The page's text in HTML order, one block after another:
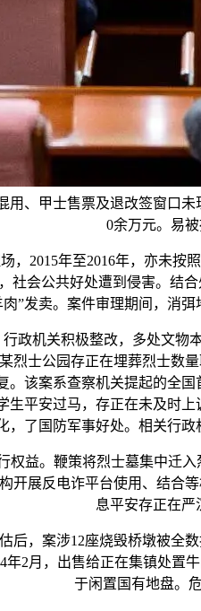
、甲士售票及退改签窗口
0余万元。易被
2015年至2016年，亦未按
社会公共好处遭到侵害。
”发卖。案件审理期间，消
机关积极整改，多处文物
烈士公园存正在埋葬烈士
该案系查察机关提起的全
平安过马，存正在未及时
，了国防军事好处。相关行政
。鞭策将烈士墓集中迁
开展反电诈平台使用、结合
息平安存正在严
案涉12座烧毁桥墩被全
2月，出售给正在集镇处
于闲置国有地盘。